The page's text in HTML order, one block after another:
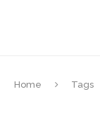
Home Tags